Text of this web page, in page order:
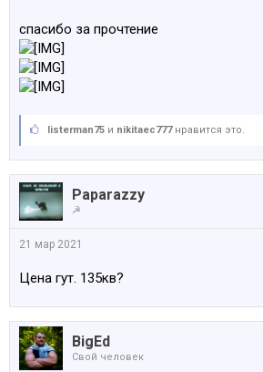
спасибо за прочтение
listerman75 и nikitaec777нравится это.
Paparazzy
☭
21 мар 2021
Цена гут. 135кв?
BigEd
Свой человек